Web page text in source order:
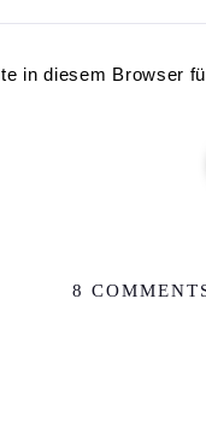
in diesem Browser
8